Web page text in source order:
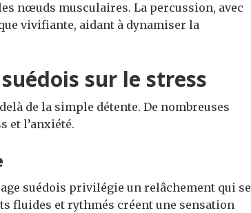
nœuds musculaires. La percussion, avec
vivifiante, aidant à dynamiser la
sur le stress
de la simple détente. De nombreuses
et l’anxiété.
suédois privilégie un relâchement qui se
fluides et rythmés créent une sensation